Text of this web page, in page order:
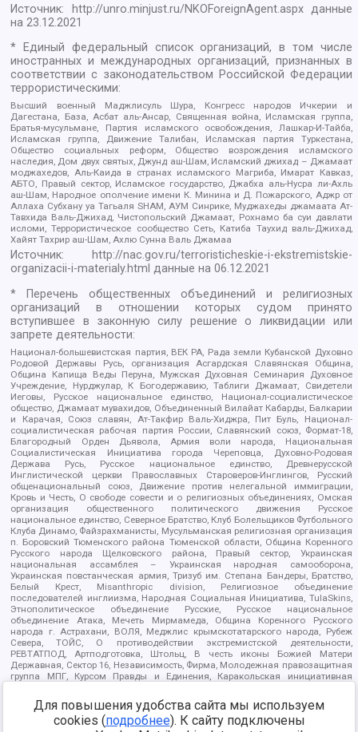
Источник: http://unro.minjust.ru/NKOForeignAgent.aspxданные
на23.12.2021
* Единый федеральный список организаций, в том числе
иностранных и международных организаций, признанных в
соответствии с законодательством Российской Федерации
террористическими:
Высший военный Маджлисуль Шура, Конгресс народов Ичкерии и
Дагестана, База, Асбат аль-Ансар, Священная война, Исламская группа,
Братья-мусульмане, Партия исламского освобождения, Лашкар-И-Тайба,
Исламская группа, Движение Талибан, Исламская партия Туркестана,
Общество социальных реформ, Общество возрождения исламского
наследия, Дом двух святых, Джунд аш-Шам, Исламский джихад – Джамаат
моджахедов, Аль-Каида в странах исламского Магриба, Имарат Кавказ,
АБТО, Правый сектор, Исламское государство, Джабха аль-Нусра ли-Ахль
аш-Шам, Народное ополчение имени К. Минина и Д. Пожарского, Аджр от
Аллаха Субхану уа Тагьаля SHAM, АУМ Синрике, Муджахеды джамаата Ат-
Тавхида Валь-Джихад, Чистопольский Джамаат, Рохнамо ба суи давлати
исломи, Террористическое сообщество Сеть, Катиба Таухид валь-Джихад,
Хайят Тахрир аш-Шам, Ахлю Сунна Валь Джамаа
Источник:
http://nac.gov.ru/terroristicheskie-i-ekstremistskie-
organizacii-i-materialy.html данные на06.12.2021
* Перечень общественных объединений и религиозных
организаций в отношении которых судом принято
вступившее в законную силу решение о ликвидации или
запрете деятельности:
Национал-большевистская партия, ВЕК РА, Рада земли Кубанской Духовно
Родовой Державы Русь, организация Асгардская Славянская Община,
Община Капища Веды Перуна, Мужская Духовная Семинария Духовное
Учреждение, Нурджулар, К Богодержавию, Таблиги Джамаат, Свидетели
Иеговы, Русское национальное единство, Национал-социалистическое
общество, Джамаат мувахидов, Объединенный Вилайат Кабарды, Балкарии
и Карачая, Союз славян, Ат-Такфир Валь-Хиджра, Пит Буль, Национал-
социалистическая рабочая партия России, Славянский союз, Формат-18,
Благородный Орден Дьявола, Армия воли народа, Национальная
Социалистическая Инициатива города Череповца, Духовно-Родовая
Держава Русь, Русское национальное единство, Древнерусской
Инглистической церкви Православных Староверов-Инглингов, Русский
общенациональный союз, Движение против нелегальной иммиграции,
Кровь и Честь, О свободе совести и о религиозных объединениях, Омская
организация общественного политического движения Русское
национальное единство, Северное Братство, Клуб Болельщиков Футбольного
Клуба Динамо, Файзрахманисты, Мусульманская религиозная организация
п. Боровский Тюменского района Тюменской области, Община Коренного
Русского народа Щелковского района, Правый сектор, Украинская
национальная ассамблея – Украинская народная самооборона,
Украинская повстанческая армия, Тризуб им. Степана Бандеры, Братство,
Белый Крест, Misanthropic division, Религиозное объединение
последователей инглиизма, Народная Социальная Инициатива, TulaSkins,
Этнополитическое объединение Русские, Русское национальное
объединение Атака, Мечеть Мирмамеда, Община Коренного Русского
народа г. Астрахани, ВОЛЯ, Меджлис крымскотатарского народа, Рубеж
Севера, ТОЙС, О противодействии экстремистской деятельности,
РЕВТАТПОД, Артподготовка, Штольц, В честь иконы Божией Матери
Державная, Сектор 16, Независимость, Фирма, Молодежная правозащитная
группа МПГ, Курсом Правды и Единения, Каракольская инициативная
Благотворительный пансионат Ак Умут, Русская республика Русь,
Арестантское уголовное единство, Башкорт, Нация и свобода, W.H.С., Фалунь
Дафа, Иртыш Ultras, Русский Патриотический клуб-Новокузнецк/РПК,
Для повышения удобства сайта мы используем
cookies (подробнее). К сайту подключены